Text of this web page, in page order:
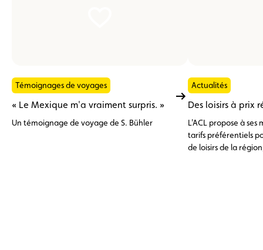
Témoignages de voyages
« Le Mexique m'a vraiment surpris. »
Un témoignage de voyage de S. Bühler
Actualités
Des loisirs à prix
L'ACL propose à ses
tarifs préférentiels
de loisirs de la